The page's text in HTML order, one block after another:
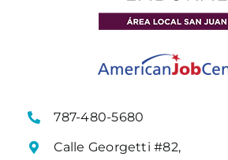
787-480-5680
Calle Georgetti #82,